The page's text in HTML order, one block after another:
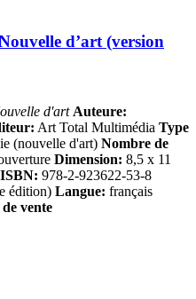
d’art (version
d'art Auteure:
Art Total Multimédia Type
(nouvelle d'art) Nombre de
Dimension: 8,5 x 11
ISBN: 978-2-923622-53-8
édition) Langue: français
vente